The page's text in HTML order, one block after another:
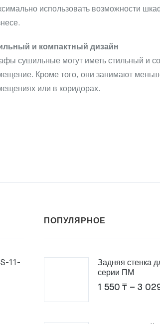
использовать возможности
и компактный дизайн
сушильные могут иметь стильный и
Кроме того, они занимают
или в коридорах.
11-
ПОПУЛЯРНОЕ
Задняя стенка
серии ПМ
1 550 ₸ – 3